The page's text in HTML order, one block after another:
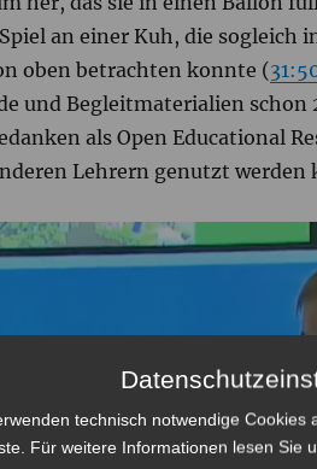
an einer Kuh, die sogleich
oben betrachten konnte (
und Begleitmaterialien schon
als Open Educational
Lehrern genutzt werden
technisch notwendige Cookies
Für weitere Informationen lesen Sie